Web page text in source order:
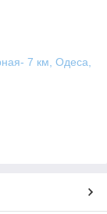
7 км, Одеса,